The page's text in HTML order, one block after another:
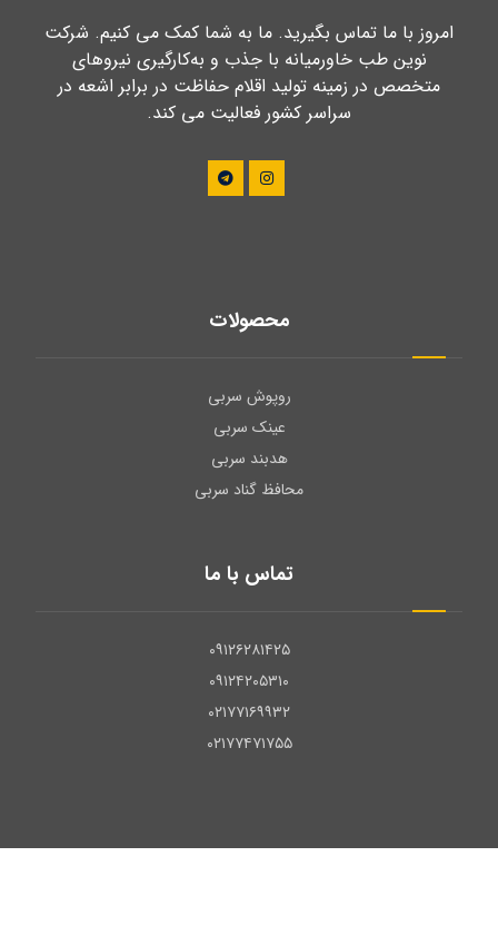
امروز با ما تماس بگیرید. ما به شما کمک می کنیم. شرکت
نوین طب خاورمیانه با جذب و به‌کارگیری نیروهای
متخصص در زمینه تولید اقلام حفاظت در برابر اشعه در
سراسر کشور فعالیت می کند.
محصولات
روپوش سربی
عینک سربی
هدبند سربی
محافظ گناد سربی
تماس با ما
۰۹۱۲۶۲۸۱۴۲۵
۰۹۱۲۴۲۰۵۳۱۰
۰۲۱۷۷۱۶۹۹۳۲
۰۲۱۷۷۴۷۱۷۵۵